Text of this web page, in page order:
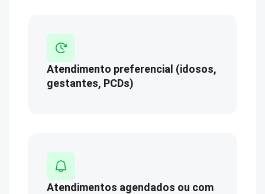
Atendimento preferencial (idosos,
gestantes, PCDs)
Atendimentos agendados ou com